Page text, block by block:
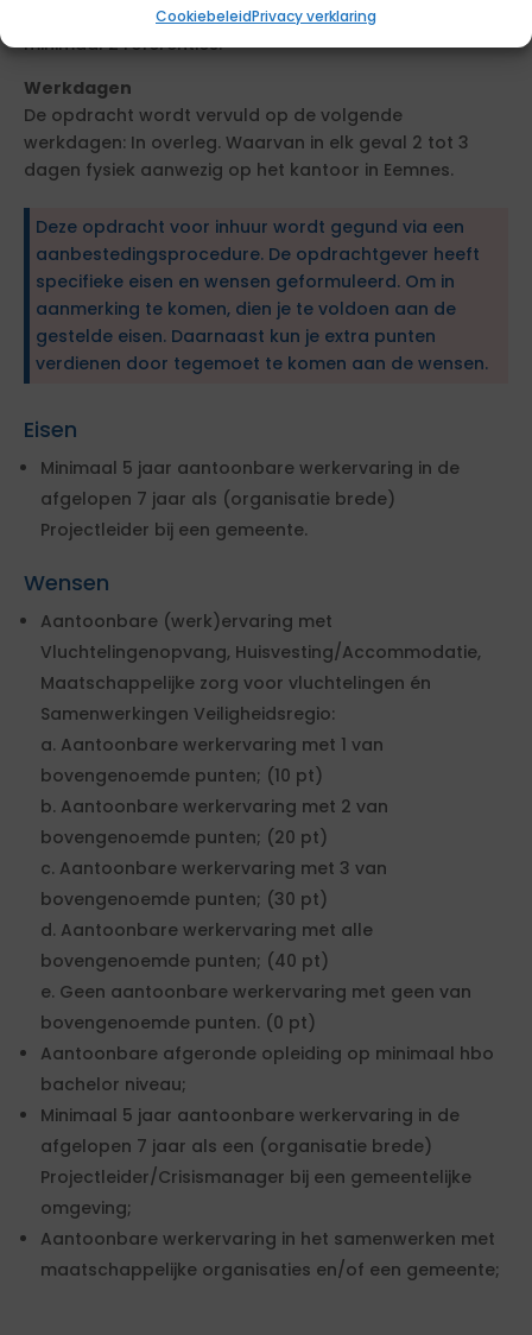
CookiebeleidPrivacy verklaring
Maximaal 5 pagina’s, opgesteld in het Nederlands,
minimaal 2 referenties.
Werkdagen
De opdracht wordt vervuld op de volgende
werkdagen: In overleg. Waarvan in elk geval 2 tot 3
dagen fysiek aanwezig op het kantoor in Eemnes.
Deze opdracht voor inhuur wordt gegund via een
aanbestedingsprocedure. De opdrachtgever heeft
specifieke eisen en wensen geformuleerd. Om in
aanmerking te komen, dien je te voldoen aan de
gestelde eisen. Daarnaast kun je extra punten
verdienen door tegemoet te komen aan de wensen.
Eisen
Minimaal 5 jaar aantoonbare werkervaring in de
afgelopen 7 jaar als (organisatie brede)
Projectleider bij een gemeente.
Wensen
Aantoonbare (werk)ervaring met
Vluchtelingenopvang, Huisvesting/Accommodatie,
Maatschappelijke zorg voor vluchtelingen én
Samenwerkingen Veiligheidsregio:
a. Aantoonbare werkervaring met 1 van
bovengenoemde punten; (10 pt)
b. Aantoonbare werkervaring met 2 van
bovengenoemde punten; (20 pt)
c. Aantoonbare werkervaring met 3 van
bovengenoemde punten; (30 pt)
d. Aantoonbare werkervaring met alle
bovengenoemde punten; (40 pt)
e. Geen aantoonbare werkervaring met geen van
bovengenoemde punten. (0 pt)
Aantoonbare afgeronde opleiding op minimaal hbo
bachelor niveau;
Minimaal 5 jaar aantoonbare werkervaring in de
afgelopen 7 jaar als een (organisatie brede)
Projectleider/Crisismanager bij een gemeentelijke
omgeving;
Aantoonbare werkervaring in het samenwerken met
maatschappelijke organisaties en/of een gemeente;